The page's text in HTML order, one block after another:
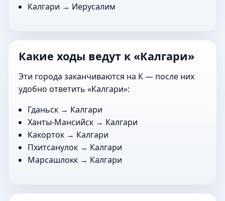
Калгари → Иерусалим
Какие ходы ведут к «Калгари»
Эти города заканчиваются на К — после них
удобно ответить «Калгари»:
Гданьск → Калгари
Ханты-Мансийск → Калгари
Какорток → Калгари
Пхитсанулок → Калгари
Марсашлокк → Калгари